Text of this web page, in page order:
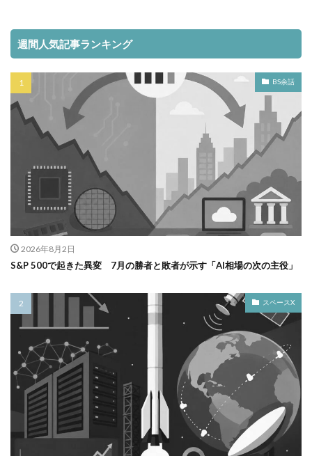
週間人気記事ランキング
BS余話
2026年8月2日
S&P 500で起きた異変 7月の勝者と敗者が示す「AI相場の次の主役」
スペースX